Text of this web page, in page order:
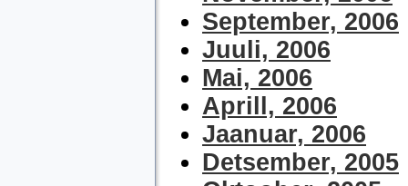
September, 2006
Juuli, 2006
Mai, 2006
Aprill, 2006
Jaanuar, 2006
Detsember, 2005